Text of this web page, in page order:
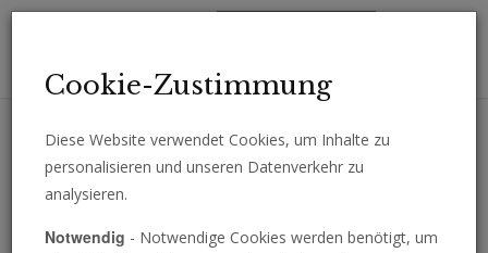
Erhalten Sie wichtige Analysen, Kommentare und Nachrichten
Cookie-Zustimmung
Diese Website verwendet Cookies, um Inhalte zu
personalisieren und unseren Datenverkehr zu
analysieren.
Notwendig - Notwendige Cookies werden benötigt, um